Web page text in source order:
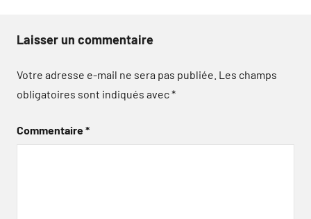
Laisser un commentaire
Votre adresse e-mail ne sera pas publiée. Les champs
obligatoires sont indiqués avec*
Commentaire*